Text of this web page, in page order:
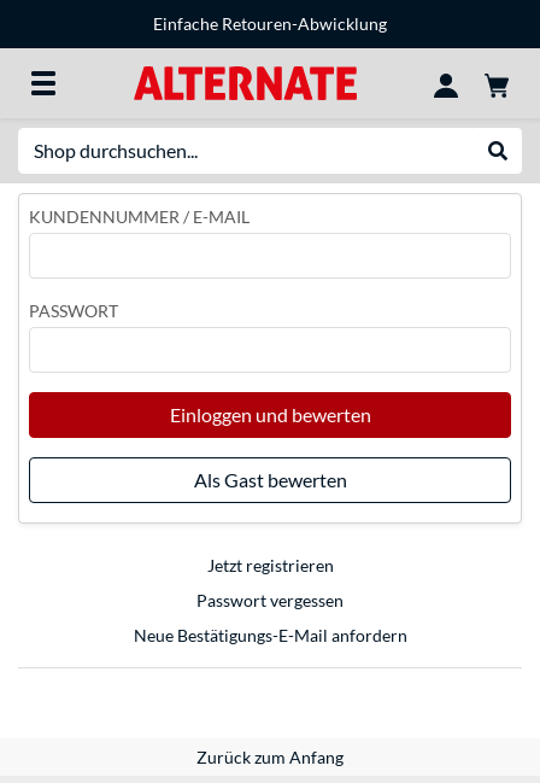
Einfache Retouren-Abwicklung
KUNDENNUMMER / E-MAIL
PASSWORT
Einloggen und bewerten
Als Gast bewerten
Jetzt registrieren
Passwort vergessen
Neue Bestätigungs-E-Mail anfordern
Zurück zum Anfang